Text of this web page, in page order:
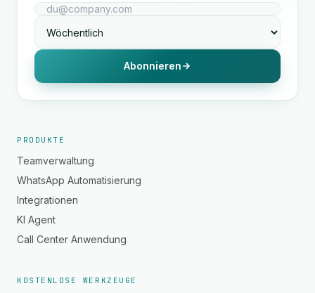
Abonnieren
PRODUKTE
Teamverwaltung
WhatsApp Automatisierung
Integrationen
KI Agent
Call Center Anwendung
KOSTENLOSE WERKZEUGE